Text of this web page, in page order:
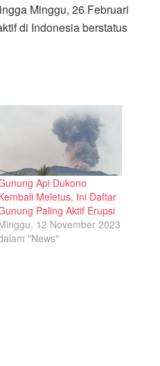
Minggu, 26 Februari
di Indonesia berstatus
Api Dukono
Meletus, Ini Daftar
Paling Aktif Erupsi
12 November 2023
"News"